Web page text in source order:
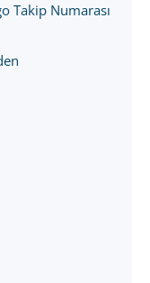
Takip Numarası